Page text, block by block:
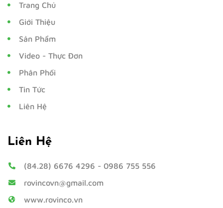
Trang Chủ
Giới Thiệu
Sản Phẩm
Video - Thực Đơn
Phân Phối
Tin Tức
Liên Hệ
Liên Hệ
(84.28) 6676 4296 - 0986 755 556
rovincovn@gmail.com
www.rovinco.vn